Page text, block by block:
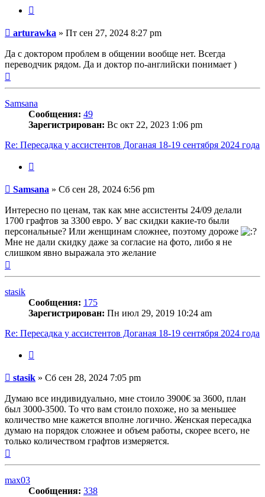
Сообщение
arturawka » Пт сен 27, 2024 8:27 pm
Да с доктором проблем в общении вообще нет. Всегда
переводчик рядом. Да и доктор по-английски понимает )
Samsana
Сообщения: 49
Зарегистрирован: Вс окт 22, 2023 1:06 pm
Re: Пересадка у ассистентов Доганая 18-19 сентября 2024 года
Сообщение
Samsana » Сб сен 28, 2024 6:56 pm
Интересно по ценам, так как мне ассистенты 24/09 делали
1700 графтов за 3300 евро. У вас скидки какие-то были
персональные? Или женщинам сложнее, поэтому дороже
Мне не дали скидку даже за согласие на фото, либо я не
слишком явно выражала это желание
stasik
Сообщения: 175
Зарегистрирован: Пн июл 29, 2019 10:24 am
Re: Пересадка у ассистентов Доганая 18-19 сентября 2024 года
Сообщение
stasik » Сб сен 28, 2024 7:05 pm
Думаю все индивидуально, мне стоило 3900€ за 3600, план
был 3000-3500. То что вам стоило похоже, но за меньшее
количество мне кажется вполне логично. Женская пересадка
думаю на порядок сложнее и объем работы, скорее всего, не
только количеством графтов измеряется.
max03
Сообщения: 338